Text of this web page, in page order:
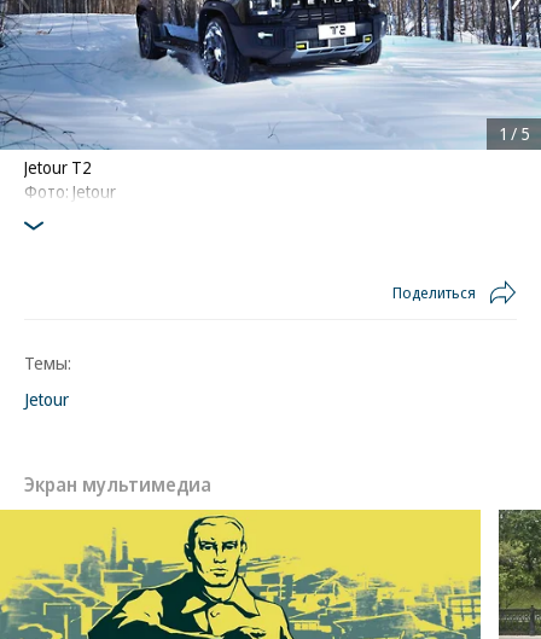
Jetour T2
Фото: Jetour
1 / 5
Поделиться
Темы:
Jetour
Экран мультимедиа